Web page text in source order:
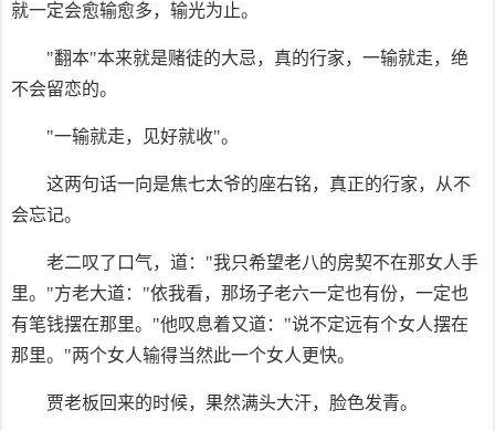
就一定会愈输愈多，输光为止。
"翻本"本来就是赌徒的大忌，真的行家，一输就走，绝
不会留恋的。
"一输就走，见好就收"。
这两句话一向是焦七太爷的座右铭，真正的行家，从不
会忘记。
老二叹了口气，道："我只希望老八的房契不在那女人手
里。"方老大道："依我看，那场子老六一定也有份，一定也
有笔钱摆在那里。"他叹息着又道："说不定远有个女人摆在
那里。"两个女人输得当然此一个女人更快。
贾老板回来的时候，果然满头大汗，脸色发青。